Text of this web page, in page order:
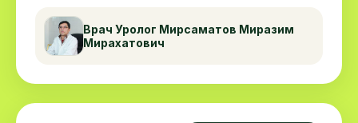
Врач Уролог Мирсаматов Миразим
Мирахатович